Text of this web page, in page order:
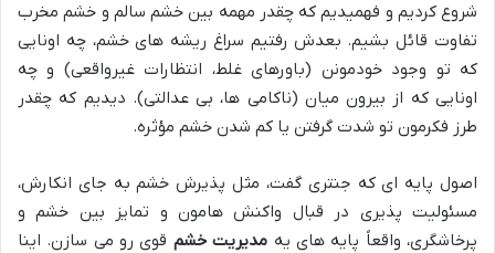
شروع کردیم و فهمیدیم که چقدر مهمه بین خشم سالم و خشم مخرب
تفاوت قائل بشیم. بعدش رفتیم سراغ ریشه های خشم، چه اونایی
که تو وجود خودمونن (باورهای غلط، انتظارات غیرواقعی) و چه
اونایی که از بیرون میان (ناکامی ها، بی عدالتی). دیدیم که چقدر
طرز فکرمون تو شدت گرفتن یا کم شدن خشم مؤثره.
اصول پایه ای که جنتری گفت، مثل پذیرش خشم به جای انکارش،
مسئولیت پذیری در قبال واکنش هامون و تمایز بین خشم و
پرخاشگری، واقعاً پایه های یه مدیریت خشم قوی رو می سازن. اینا